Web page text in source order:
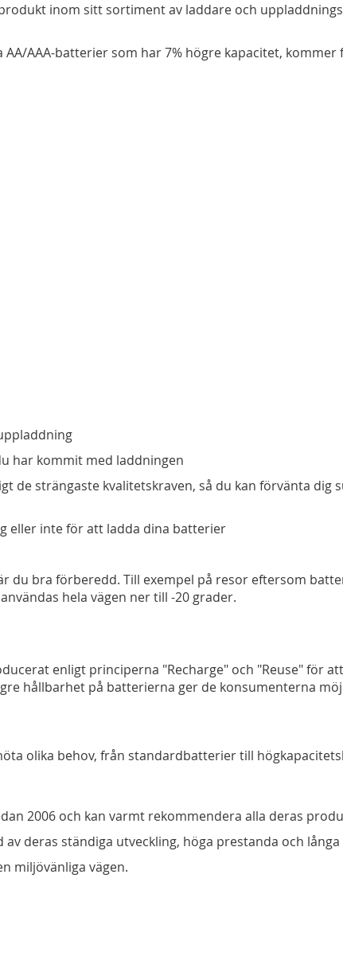
inom sitt sortiment av laddare och
AAA-batterier som har 7% högre kapacitet, kommer
har kommit med laddningen
de strängaste kvalitetskraven, så du kan förvänta dig
eller inte för att ladda dina batterier
du bra förberedd. Till exempel på resor eftersom
hela vägen ner till -20 grader.
enligt principerna "Recharge" och "Reuse" för
hållbarhet på batterierna ger de konsumenterna
olika behov, från standardbatterier till
2006 och kan varmt rekommendera alla deras
deras ständiga utveckling, höga prestanda och långa
miljövänliga vägen.